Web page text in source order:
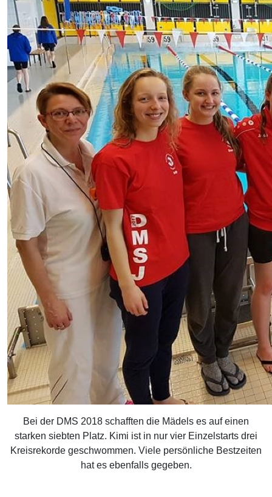
Bei der DMS 2018 schafften die Mädels es auf einen
starken siebten Platz. Kimi ist in nur vier Einzelstarts drei
Kreisrekorde geschwommen. Viele persönliche Bestzeiten
hat es ebenfalls gegeben.